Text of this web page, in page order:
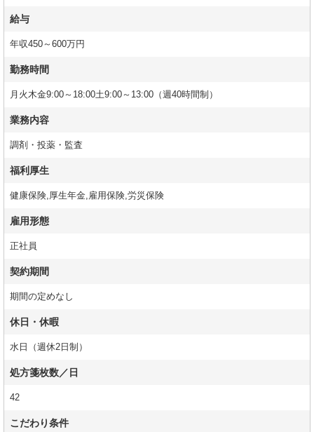
給与
年収450～600万円
勤務時間
月火木金9:00～18:00土9:00～13:00（週40時間制）
業務内容
調剤・投薬・監査
福利厚生
健康保険,厚生年金,雇用保険,労災保険
雇用形態
正社員
契約期間
期間の定めなし
休日・休暇
水日（週休2日制）
処方箋枚数／日
42
こだわり条件